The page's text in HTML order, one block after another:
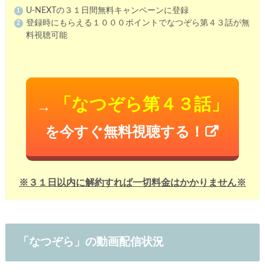
U-NEXTの３１日間無料キャンペーンに登録
登録時にもらえる１０００ポイントでなつぞら第４３話が無
料視聴可能
→ 「なつぞら第４３話」
を今すぐ無料視聴する！
※３１日以内に解約すれば一切料金はかかりません※
「なつぞら」の動画配信状況